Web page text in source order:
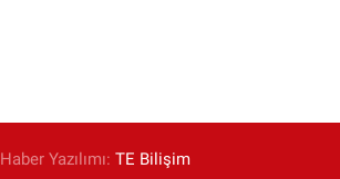
Haber Yazılımı:TE Bilişim